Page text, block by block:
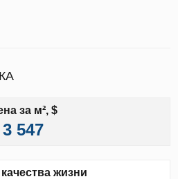
за м², $
3 547
жизни